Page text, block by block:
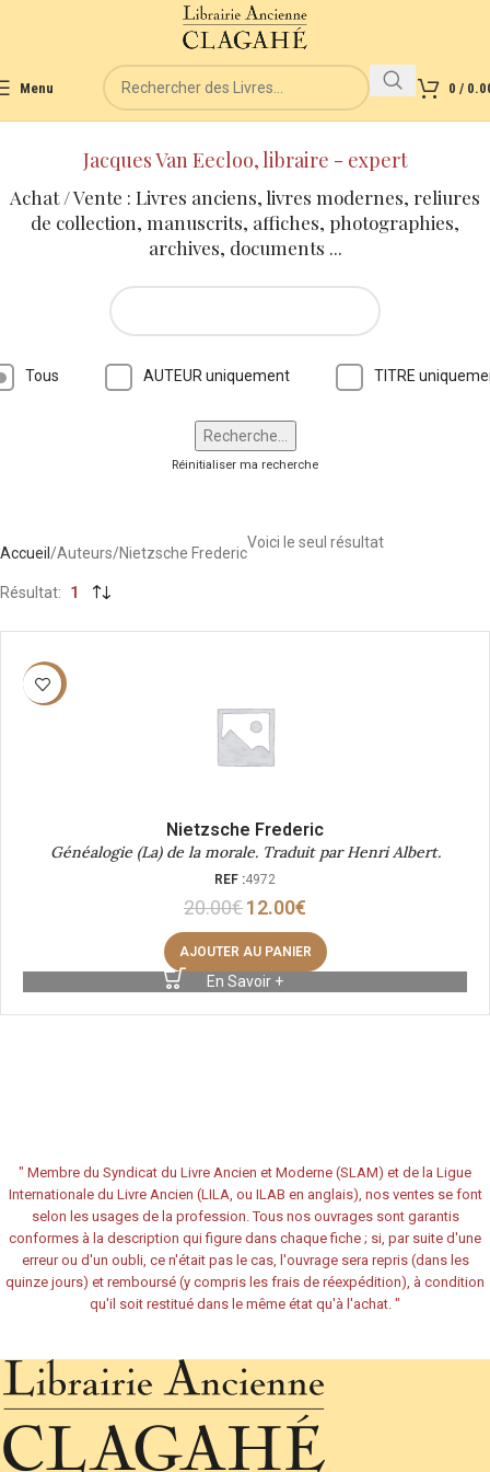
Menu 0 /
Jacques Van Eecloo, libraire - expert
Achat / Vente : Livres anciens, livres modernes, reliures
de collection, manuscrits, affiches, photographies,
archives, documents ...
Tous AUTEUR uniquement TITRE
Réinitialiser ma recherche
Accueil Auteurs Nietzsche Frederic
Voici le seul résultat
Résultat 1
-40%
Nietzsche Frederic
Généalogie (La) de la morale. Traduit par Henri Albert.
REF :4972
20.00€12.00€
AJOUTER AU PANIER
En Savoir +
" Membre du Syndicat du Livre Ancien et Moderne (SLAM) et de la Ligue
Internationale du Livre Ancien (LILA, ou ILAB en anglais), nos ventes se font
selon les usages de la profession. Tous nos ouvrages sont garantis
conformes à la description qui figure dans chaque fiche ; si, par suite d'une
erreur ou d'un oubli, ce n'était pas le cas, l'ouvrage sera repris (dans les
quinze jours) et remboursé (y compris les frais de réexpédition), à condition
qu'il soit restitué dans le même état qu'à l'achat. "